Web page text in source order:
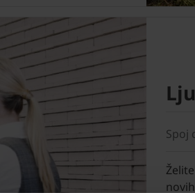
Spoj